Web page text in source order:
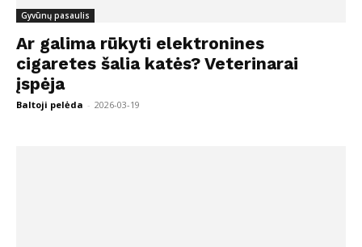
Gyvūnų pasaulis
Ar galima rūkyti elektronines
cigaretes šalia katės? Veterinarai
įspėja
Baltoji pelėda - 2026-03-19